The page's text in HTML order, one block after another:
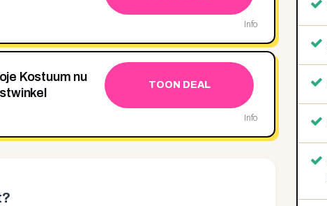
Info
Kostuum nu
TOON DEAL
Info